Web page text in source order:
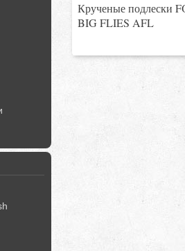
Крученые подлески
BIG FLIES AFL